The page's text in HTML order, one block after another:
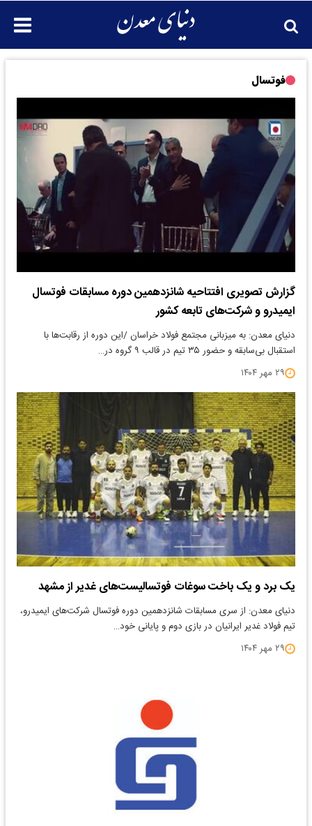
فوتسال
گزارش تصویری افتتاحیه شانزدهمین دوره مسابقات فوتسال
ایمیدرو و شرکت‌های تابعه کشور
دنیای معدن: به میزبانی مجتمع فولاد خراسان /این دوره از رقابت‌ها با
استقبال بی‌سابقه و حضور ۳۵ تیم در قالب ۹ گروه در…
۲۹ مهر ۱۴۰۴
یک برد و یک باخت سوغات فوتسالیست‌های غدیر از مشهد
​دنیای معدن: از سری مسابقات شانزدهمین دوره فوتسال شرکت‌های ایمیدرو،
تیم فولاد غدیر ایرانیان در بازی دوم و پایانی خود…
۲۹ مهر ۱۴۰۴